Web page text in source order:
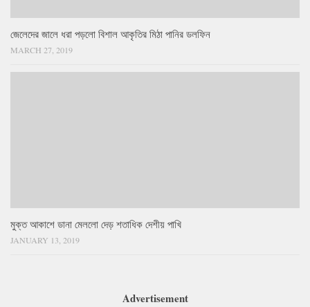
জেলেদের জালে ধরা পড়লো বিশাল আকৃতির মিঠা পানির ডলফিন
MARCH 27, 2019
মুক্ত আকাশে ডানা মেললো দেড় শতাধিক দেশীয় পাখি
JANUARY 13, 2019
Advertisement